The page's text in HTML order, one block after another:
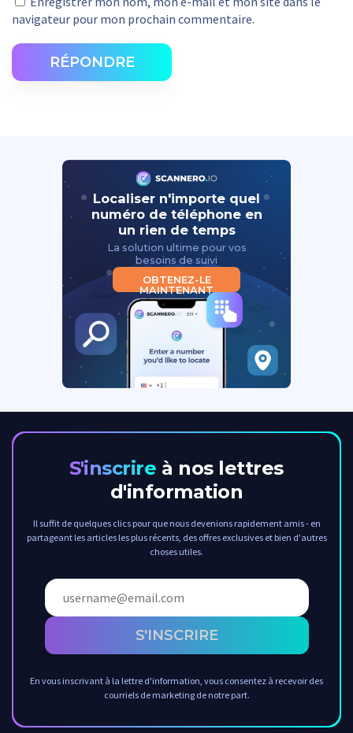
navigateur pour mon prochain commentaire.
RÉPONDRE
Localiser n'importe quel
numéro de téléphone en
un rien de temps
La solution ultime pour vos
besoins de suivi
OBTENEZ-LE
MAINTENANT
S'inscrire à nos lettres
d'information
Il suffit de quelques clics pour que nous devenions rapidement amis - en
partageant les articles les plus récents, des offres exclusives et bien d'autres
choses utiles.
S'INSCRIRE
En vous inscrivant à la lettre d'information, vous consentez à recevoir des
courriels de marketing de notre part.